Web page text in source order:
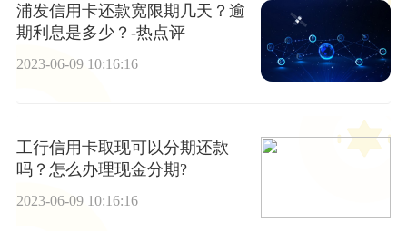
浦发信用卡还款宽限期几天？逾
期利息是多少？-热点评
2023-06-09 10:16:16
工行信用卡取现可以分期还款
吗？怎么办理现金分期?
2023-06-09 10:16:16